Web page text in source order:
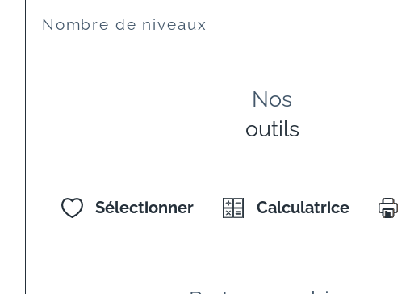
Nombre de niveaux
Nos
outils
Sélectionner Calculatrice